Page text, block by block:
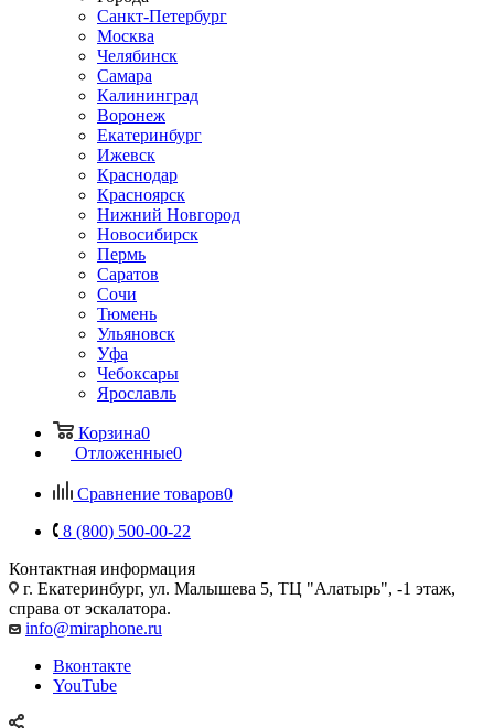
Санкт-Петербург
Москва
Челябинск
Самара
Калининград
Воронеж
Екатеринбург
Ижевск
Краснодар
Красноярск
Нижний Новгород
Новосибирск
Пермь
Саратов
Сочи
Тюмень
Ульяновск
Уфа
Чебоксары
Ярославль
Корзина0
Отложенные0
Сравнение товаров0
8 (800) 500-00-22
Контактная информация
г. Екатеринбург, ул. Малышева 5, ТЦ "Алатырь", -1 этаж,
справа от эскалатора.
info@miraphone.ru
Вконтакте
YouTube